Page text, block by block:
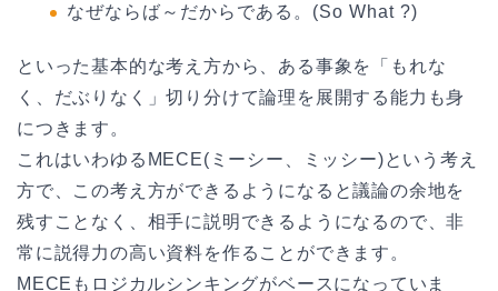
なぜならば～だからである。(So What ?)
といった基本的な考え方から、ある事象を「もれな
く、だぶりなく」切り分けて論理を展開する能力も身
につきます。
これはいわゆるMECE(ミーシー、ミッシー)という考え
方で、この考え方ができるようになると議論の余地を
残すことなく、相手に説明できるようになるので、非
常に説得力の高い資料を作ることができます。
MECEもロジカルシンキングがベースになっていま